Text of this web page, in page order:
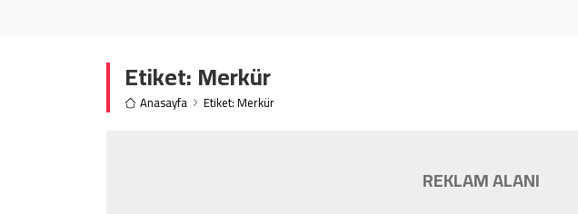
Etiket:Merkür
Anasayfa Etiket: Merkür
REKLAM ALANI